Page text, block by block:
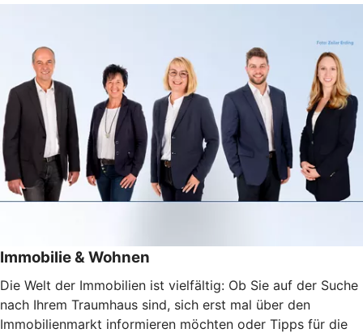
Immobilie & Wohnen
Die Welt der Immobilien ist vielfältig: Ob Sie auf der Suche
nach Ihrem Traumhaus sind, sich erst mal über den
Immobilienmarkt informieren möchten oder Tipps für die